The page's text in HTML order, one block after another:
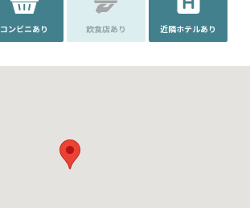
コンビニあり 飲食店あり 近隣ホテルあり